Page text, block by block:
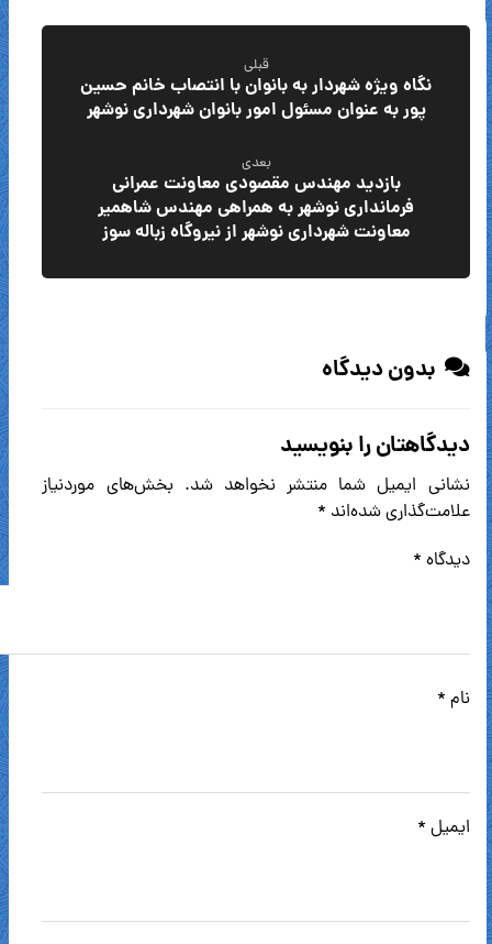
قبلی
نگاه ویژه شهردار به بانوان با انتصاب خانم حسین
پور به عنوان مسئول امور بانوان شهرداری نوشهر
بعدی
بازدید مهندس مقصودی معاونت عمرانی
فرمانداری نوشهر به همراهی مهندس شاهمیر
معاونت شهرداری نوشهر از نیروگاه زباله سوز
بدون دیدگاه
دیدگاهتان را بنویسید
نشانی ایمیل شما منتشر نخواهد شد. بخش‌های موردنیاز
علامت‌گذاری شده‌اند *
دیدگاه *
نام *
ایمیل *